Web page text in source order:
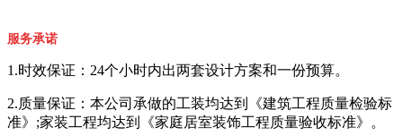
服务承诺
1.时效保证：24个小时内出两套设计方案和一份预算。
2.质量保证：本公司承做的工装均达到《建筑工程质量检验标
准》;家装工程均达到《家庭居室装饰工程质量验收标准》。